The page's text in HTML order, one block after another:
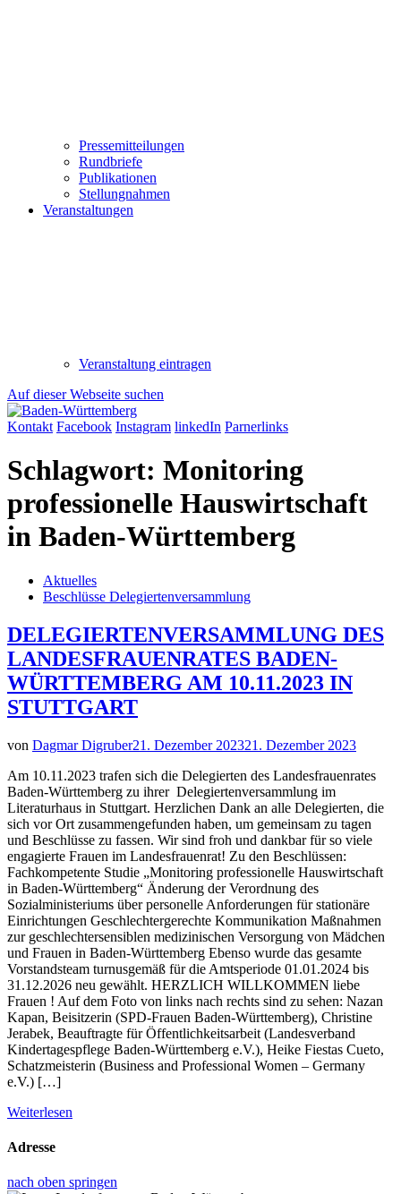
Pressemitteilungen
Rundbriefe
Publikationen
Stellungnahmen
Veranstaltungen
Veranstaltung eintragen
Auf dieser Webseite suchen
Kontakt Facebook Instagram linkedIn Parnerlinks
Schlagwort: Monitoring
professionelle Hauswirtschaft
in Baden-Württemberg
Aktuelles
Beschlüsse Delegiertenversammlung
DELEGIERTENVERSAMMLUNG DES
LANDESFRAUENRATES BADEN-
WÜRTTEMBERG AM 10.11.2023 IN
STUTTGART
von Dagmar Digruber21. Dezember 202321. Dezember 2023
Am 10.11.2023 trafen sich die Delegierten des Landesfrauenrates
Baden-Württemberg zu ihrer Delegiertenversammlung im
Literaturhaus in Stuttgart. Herzlichen Dank an alle Delegierten, die
sich vor Ort zusammengefunden haben, um gemeinsam zu tagen
und Beschlüsse zu fassen. Wir sind froh und dankbar für so viele
engagierte Frauen im Landesfrauenrat! Zu den Beschlüssen:
Fachkompetente Studie „Monitoring professionelle Hauswirtschaft
in Baden-Württemberg“ Änderung der Verordnung des
Sozialministeriums über personelle Anforderungen für stationäre
Einrichtungen Geschlechtergerechte Kommunikation Maßnahmen
zur geschlechtersensiblen medizinischen Versorgung von Mädchen
und Frauen in Baden-Württemberg Ebenso wurde das gesamte
Vorstandsteam turnusgemäß für die Amtsperiode 01.01.2024 bis
31.12.2026 neu gewählt. HERZLICH WILLKOMMEN liebe
Frauen ! Auf dem Foto von links nach rechts sind zu sehen: Nazan
Kapan, Beisitzerin (SPD-Frauen Baden-Württemberg), Christine
Jerabek, Beauftragte für Öffentlichkeitsarbeit (Landesverband
Kindertagespflege Baden-Württemberg e.V.), Heike Fiestas Cueto,
Schatzmeisterin (Business and Professional Women – Germany
e.V.) […]
Weiterlesen
Adresse
nach oben springen